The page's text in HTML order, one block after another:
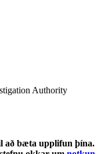
Authority
að bæta upplifun þína.